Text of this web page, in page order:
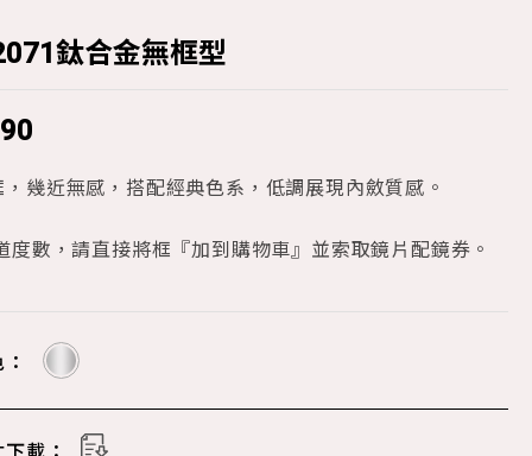
鈦合金無框型
幾近無感，搭配經典色系，低調展現內斂質感。
數，請直接將框『加到購物車』並索取鏡片配鏡券。
載：